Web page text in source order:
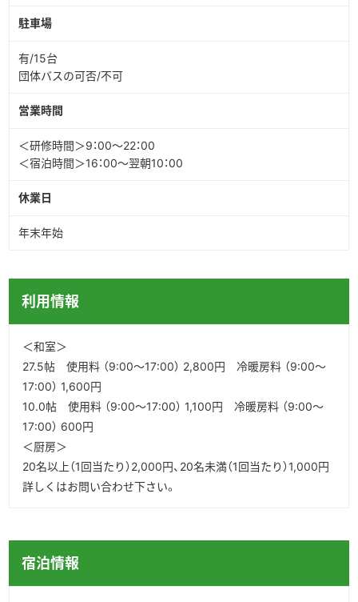
駐車場
有/15台
団体バスの可否/不可
営業時間
＜研修時間＞9：00～22：00
＜宿泊時間＞16：00～翌朝10：00
休業日
年末年始
利用情報
＜和室＞
27.5帖 使用料 （9:00～17:00） 2,800円 冷暖房料 （9:00～
17:00） 1,600円
10.0帖 使用料 （9:00～17:00） 1,100円 冷暖房料 （9:00～
17:00） 600円
＜厨房＞
20名以上（1回当たり）2,000円、20名未満（1回当たり）1,000円
詳しくはお問い合わせ下さい。
宿泊情報